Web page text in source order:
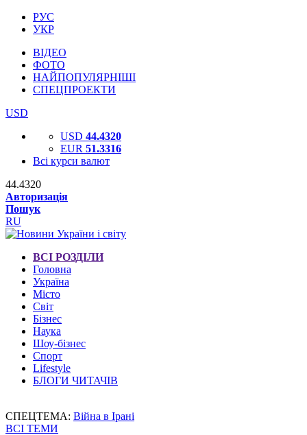
РУС
УКР
ВІДЕО
ФОТО
НАЙПОПУЛЯРНІШІ
СПЕЦПРОЕКТИ
USD
USD 44.4320
EUR 51.3316
Всі курси валют
44.4320
Авторизація
Пошук
RU
ВСІ РОЗДІЛИ
Головна
Україна
Місто
Світ
Бізнес
Наука
Шоу-бізнес
Спорт
Lifestyle
БЛОГИ ЧИТАЧІВ
СПЕЦТЕМА: Війна в Ірані
ВСІ ТЕМИ